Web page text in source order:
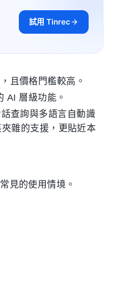
試用 Tinrec
且價格門檻較高。
AI 層級功能。
查詢與多語言自動識
雜的支援，更貼近本
見的使用情境。